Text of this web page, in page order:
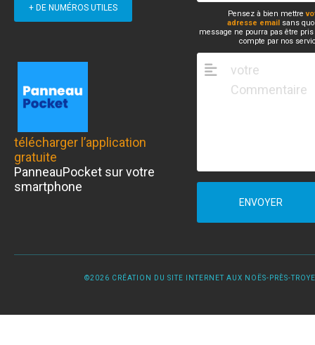
+ DE NUMÉROS UTILES
télécharger l’application
gratuite
PanneauPocket sur votre
smartphone
Pensez à bien mettre
adresse email sans
message ne pourra pas être
compte par nos
ENVOYER
©2026 CRÉATION DU SITE INTERNET AUX NOËS-PRÈS-